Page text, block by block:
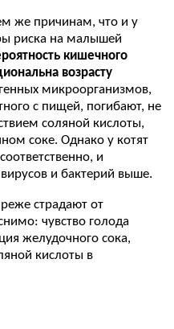
же причинам, что и у
риска на малышей
кишечного
возрасту
микроорганизмов,
с пищей, погибают, не
соляной кислоты,
соке. Однако у котят
и
и бактерий выше.
страдают от
чувство голода
желудочного сока,
кислоты в